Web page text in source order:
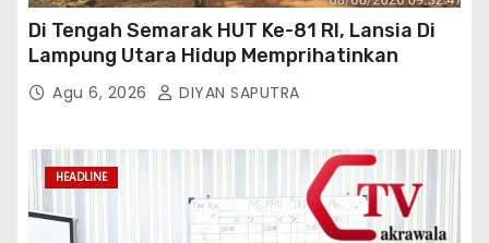
Di Tengah Semarak HUT Ke-81 RI, Lansia Di
Lampung Utara Hidup Memprihatinkan
Agu 6, 2026 DIYAN SAPUTRA
HEADLINE